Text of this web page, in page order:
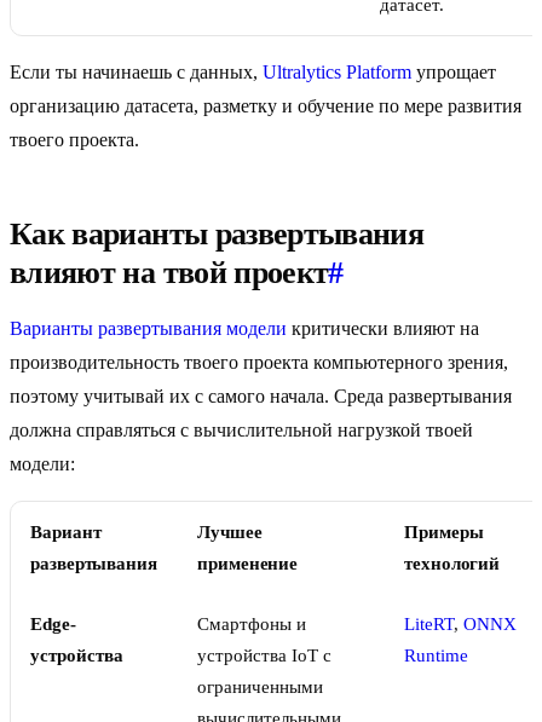
датасет.
Если ты начинаешь с данных, Ultralytics Platform упрощает
организацию датасета, разметку и обучение по мере развития
твоего проекта.
Как варианты развертывания
влияют на твой проект#
Варианты развертывания модели критически влияют на
производительность твоего проекта компьютерного зрения,
поэтому учитывай их с самого начала. Среда развертывания
должна справляться с вычислительной нагрузкой твоей
модели:
Вариант
развертывания
Лучшее
применение
Примеры
технологий
Edge-
устройства
Смартфоны и
устройства IoT с
ограниченными
LiteRT, ONNX
Runtime